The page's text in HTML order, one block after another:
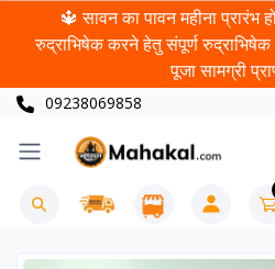
🔱 सावन का पावन महीना प्रारंभ
रुद्राभिषेक करने हेतु संपूर्ण
पूजा सामग्री
09238069858